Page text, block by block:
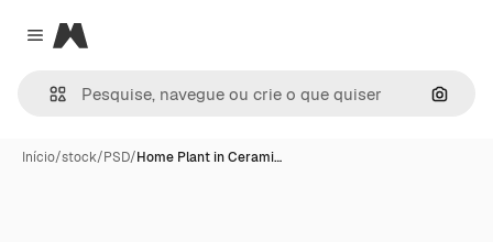
Close menu
Magnific
Início/stock/PSD/Home Plant in Cerami…